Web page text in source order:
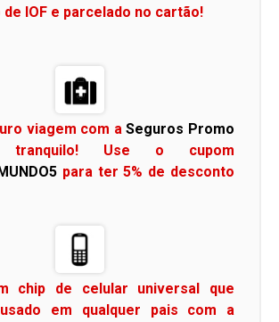
IOF e parcelado no cartão!
viagem com aSeguros Promo
Use o cupom
para ter 5% de desconto
chip de celular universal que
em qualquer pais com a